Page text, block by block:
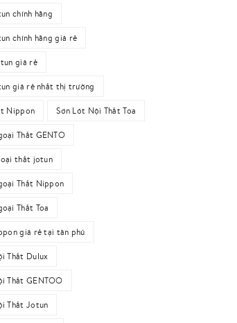
chính hãng
chính hãng giá rẻ
giá rẻ
giá rẻ nhất thị trường
Nippon Sơn Lót Nội Thất Toa
Thất GENTO
thất jotun
Thất Nippon
Thất Toa
giá rẻ tại tân phú
Thất Dulux
Thất GENTOO
Thất Jotun